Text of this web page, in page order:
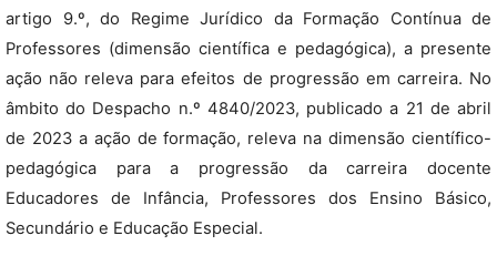
artigo 9.º, do Regime Jurídico da Formação Contínua de
Professores (dimensão científica e pedagógica), a presente
ação não releva para efeitos de progressão em carreira. No
âmbito do Despacho n.º 4840/2023, publicado a 21 de abril
de 2023 a ação de formação, releva na dimensão científico-
pedagógica para a progressão da carreira docente
Educadores de Infância, Professores dos Ensino Básico,
Secundário e Educação Especial.